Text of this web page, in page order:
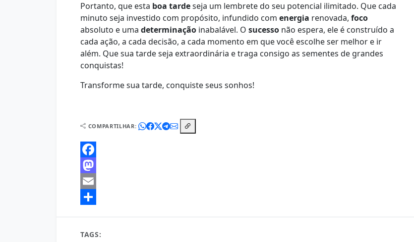
Portanto, que esta boa tardeseja um lembrete do seu potencial ilimitado. Que cada
minuto seja investido com propósito, infundido com energia renovada, foco
absoluto e uma determinação inabalável. O sucesso não espera, ele é construído a
cada ação, a cada decisão, a cada momento em que você escolhe ser melhor e ir
além. Que sua tarde seja extraordinária e traga consigo as sementes de grandes
conquistas!
Transforme sua tarde, conquiste seus sonhos!
COMPARTILHAR:
Facebook
Mastodon
Email
TAGS: